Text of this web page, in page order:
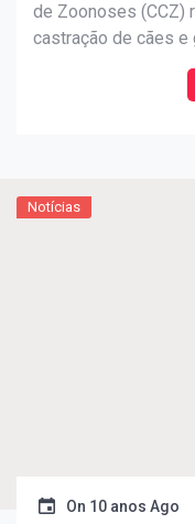
de Zoonoses (CCZ)
castração de cães e
Prefeitura, por meio
um total de 600
Notícias
On 10 anos Ago